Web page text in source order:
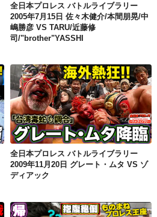
全日本プロレス バトルライブラリー
2005年7月15日 佐々木健介/本間朋晃/中
嶋勝彦 VS TARU/近藤修
司/"brother"YASSHI
全日本プロレス バトルライブラリー 2009年11月20日 グレート・ムタ VS ゾディアック
全日本プロレス バトルライブラリー
2009年11月20日 グレート・ムタ VS ゾ
ディアック